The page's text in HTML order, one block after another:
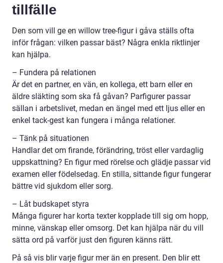
tillfälle
Den som vill ge en willow tree-figur i gåva ställs ofta
inför frågan: vilken passar bäst? Några enkla riktlinjer
kan hjälpa.
– Fundera på relationen
Är det en partner, en vän, en kollega, ett barn eller en
äldre släkting som ska få gåvan? Parfigurer passar
sällan i arbetslivet, medan en ängel med ett ljus eller en
enkel tack-gest kan fungera i många relationer.
– Tänk på situationen
Handlar det om firande, förändring, tröst eller vardaglig
uppskattning? En figur med rörelse och glädje passar vid
examen eller födelsedag. En stilla, sittande figur fungerar
bättre vid sjukdom eller sorg.
– Låt budskapet styra
Många figurer har korta texter kopplade till sig om hopp,
minne, vänskap eller omsorg. Det kan hjälpa när du vill
sätta ord på varför just den figuren känns rätt.
På så vis blir varje figur mer än en present. Den blir ett